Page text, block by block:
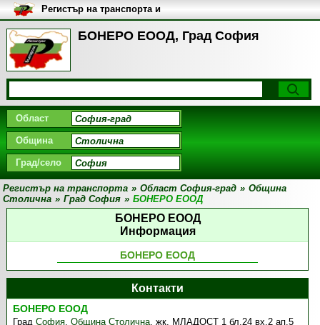
БОНЕРО ЕООД, Град София
Регистър на транспорта и
транспортните фирми в
България
Област
Община
Град/село
Регистър на транспорта » Област София-град » Община
Столична » Град София » БОНЕРО ЕООД
БОНЕРО ЕООД
Информация
БОНЕРО ЕООД
Контакти
БОНЕРО ЕООД
ГрадСофия,Община Столична,жк. МЛАДОСТ 1 бл.24 вх.2 ап.5